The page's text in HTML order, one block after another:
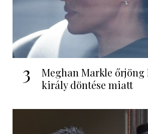
3
Meghan Markle őrjöng
király döntése miatt